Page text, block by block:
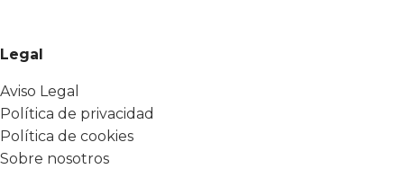
Legal
Aviso Legal
Política de privacidad
Política de cookies
Sobre nosotros